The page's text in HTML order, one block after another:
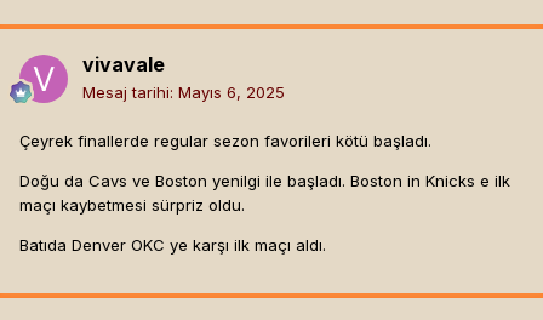
vivavale
Mesaj tarihi: Mayıs 6, 2025
Çeyrek finallerde regular sezon favorileri kötü başladı.
Doğu da Cavs ve Boston yenilgi ile başladı. Boston in Knicks e ilk
maçı kaybetmesi sürpriz oldu.
Batıda Denver OKC ye karşı ilk maçı aldı.